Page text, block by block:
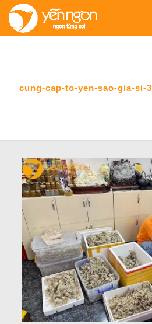
cung-cap-to-yen-sao-gia-si-3